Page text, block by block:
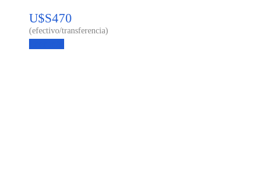
U$S470